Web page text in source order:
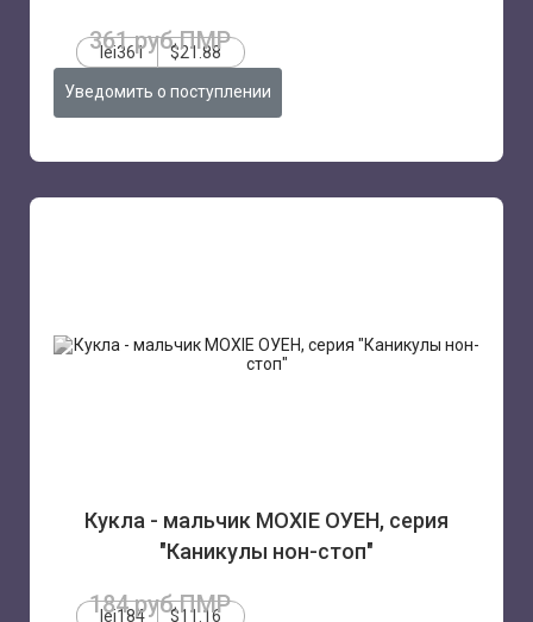
361 руб.ПМР
lei361 $21.88
Уведомить о поступлении
Кукла - мальчик MOXIE ОУЕН, серия
"Каникулы нон-стоп"
184 руб.ПМР
lei184 $11.16